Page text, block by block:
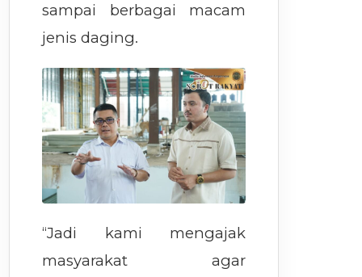
sampai berbagai macam
jenis daging.
“Jadi kami mengajak
masyarakat agar